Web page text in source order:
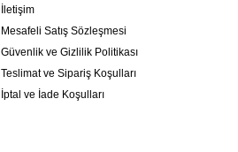
İletişim
Mesafeli Satış Sözleşmesi
Güvenlik ve Gizlilik Politikası
Teslimat ve Sipariş Koşulları
İptal ve İade Koşulları